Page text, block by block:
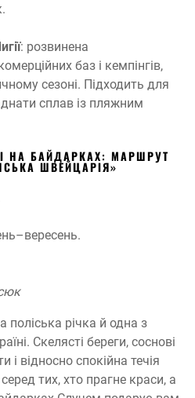
: розвинена
баз і кемпінгів,
сезоні. Підходить для
сплав із пляжним
НА БАЙДАРКАХ: МАРШРУТ
ШВЕЙЦАРІЯ»
річка й одна з
Скелясті береги, соснові
і відносно спокійна течія
тих, хто прагне краси, а